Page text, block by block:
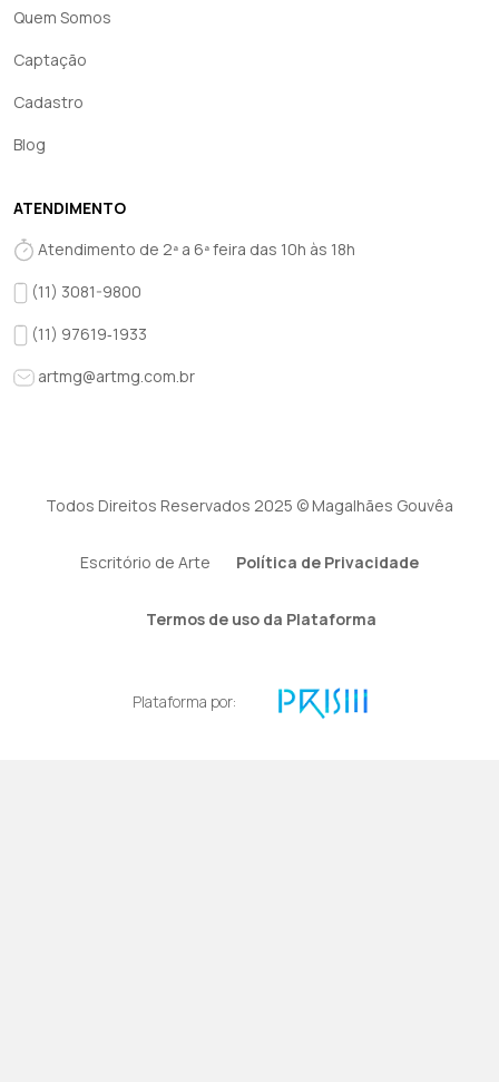
Quem Somos
Captação
Cadastro
Blog
ATENDIMENTO
Atendimento de 2ª a 6ª feira das 10h às 18h
(11) 3081-9800
(11) 97619‑1933‬
artmg@artmg.com.br
Todos Direitos Reservados 2025 © Magalhães Gouvêa
Escritório de Arte Política de Privacidade
Termos de uso da Plataforma
Plataforma por: